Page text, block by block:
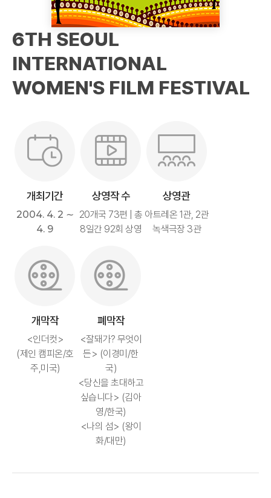
6TH SEOUL
INTERNATIONAL
WOMEN'S FILM FESTIVAL
개최기간
2004. 4. 2 ∼
4. 9
상영작 수
20개국 73편 | 총
8일간 92회 상영
상영관
아트레온 1관, 2관
녹색극장 3관
개막작
<인더컷>
(제인 캠피온/호
주,미국)
폐막작
<잘돼가? 무엇이
든> (이경미/한
국)
<당신을 초대하고
싶습니다> (김아
영/한국)
<나의 섬> (왕이
화/대만)